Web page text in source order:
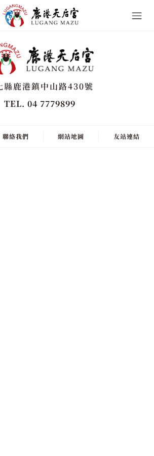
縣鹿港鎮中山路430號
TEL. 04 7779899
聯絡我們 網站地圖 友站連結